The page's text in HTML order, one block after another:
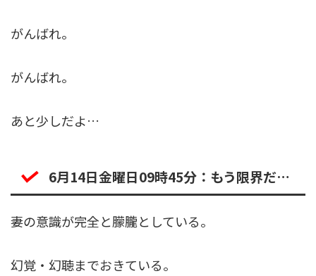
がんばれ。
がんばれ。
あと少しだよ…
6月14日金曜日09時45分：もう限界だ…
妻の意識が完全と朦朧としている。
幻覚・幻聴までおきている。